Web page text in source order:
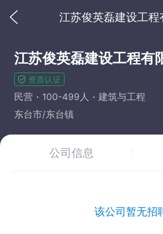
江苏俊英磊建设工程
江苏俊英磊建设工程有
资质认证
民营 100-499人
建筑与工程
东台市/东台镇
公司信息
该公司暂无招